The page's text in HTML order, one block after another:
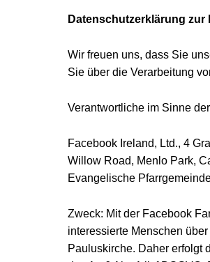
Datenschutzerklärung zur
Wir freuen uns, dass Sie
Sie über die Verarbeitung
Verantwortliche im Sinne
Facebook Ireland, Ltd., 4
Willow Road, Menlo Park,
Evangelische
Zweck: Mit der Facebook
interessierte Menschen
Pauluskirche. Daher erfolgt